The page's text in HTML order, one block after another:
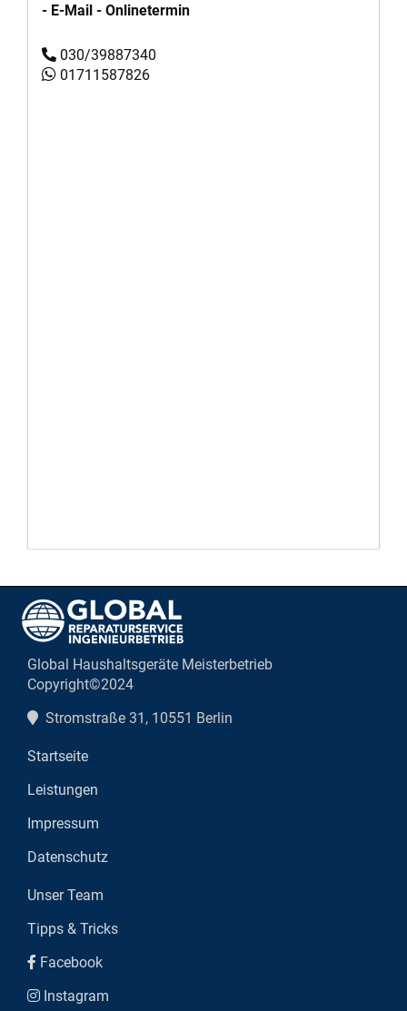
- E-Mail - Onlinetermin
030/39887340
01711587826
Global Haushaltsgeräte Meisterbetrieb
Copyright©2024
Stromstraße 31, 10551 Berlin
Startseite
Leistungen
Impressum
Datenschutz
Unser Team
Tipps & Tricks
Facebook
Instagram